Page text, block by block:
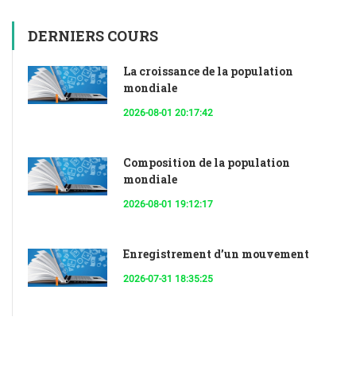
DERNIERS COURS
La croissance de la population
mondiale
2026-08-01 20:17:42
Composition de la population
mondiale
2026-08-01 19:12:17
Enregistrement d’un mouvement
2026-07-31 18:35:25